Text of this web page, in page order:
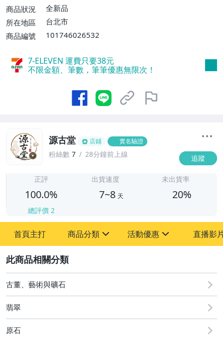
運費$60、滿5件或消費滿$1298免運
費】、宅配/貨運【單件運費$120、滿5件
商品狀況
全新品
所在地區
台北市
商品編號
101746026532
7-ELEVEN 運費只要38元
不限金額、筆數，筆筆優惠無限次！
源古堂 店鋪 實名驗證
粉絲數 7 28分鐘前上線 追蹤
正評
100.0%
總評價 2
出貨速度
7~8 天
未出貨率
20%
首頁主打 商品分類
其它
活動優惠
[全店] 周年慶
[全店] 粉絲專享
直播影
古董、藝術與礦石
翡翠
原石